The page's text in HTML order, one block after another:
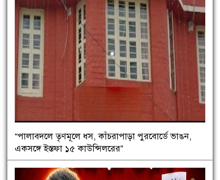
“পালাবদলে তৃণমূলে ধস, কাঁচরাপাড়া পুরবোর্ডে ভাঙন,
একসঙ্গে ইস্তফা ১৫ কাউন্সিলরের”